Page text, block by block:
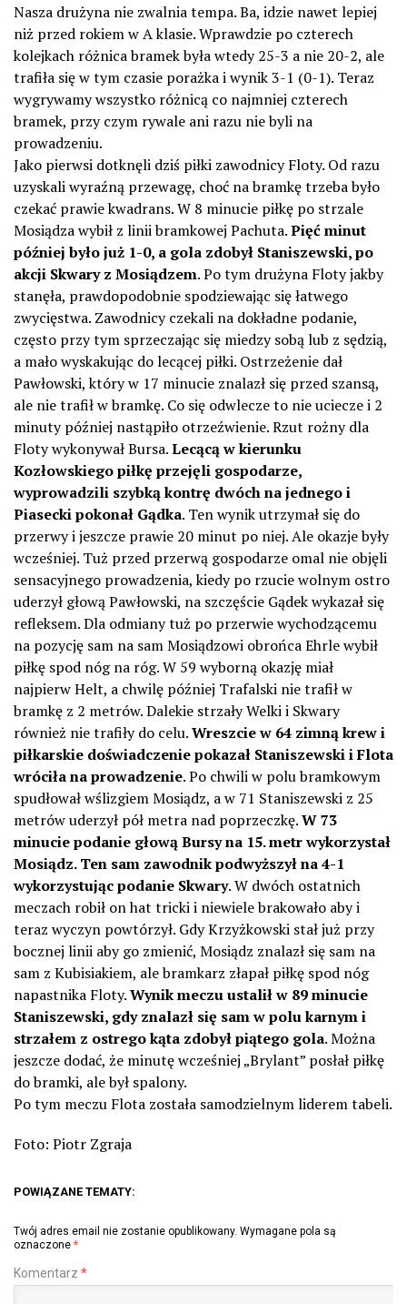
Nasza drużyna nie zwalnia tempa. Ba, idzie nawet lepiej
niż przed rokiem w A klasie. Wprawdzie po czterech
kolejkach różnica bramek była wtedy 25-3 a nie 20-2, ale
trafiła się w tym czasie porażka i wynik 3-1 (0-1). Teraz
wygrywamy wszystko różnicą co najmniej czterech
bramek, przy czym rywale ani razu nie byli na
prowadzeniu.
Jako pierwsi dotknęli dziś piłki zawodnicy Floty. Od razu
uzyskali wyraźną przewagę, choć na bramkę trzeba było
czekać prawie kwadrans. W 8 minucie piłkę po strzale
Mosiądza wybił z linii bramkowej Pachuta.Pięć minut
później było już 1-0, a gola zdobył Staniszewski, po
akcji Skwary z Mosiądzem. Po tym drużyna Floty jakby
stanęła, prawdopodobnie spodziewając się łatwego
zwycięstwa. Zawodnicy czekali na dokładne podanie,
często przy tym sprzeczając się miedzy sobą lub z sędzią,
a mało wyskakując do lecącej piłki. Ostrzeżenie dał
Pawłowski, który w 17 minucie znalazł się przed szansą,
ale nie trafił w bramkę. Co się odwlecze to nie uciecze i 2
minuty później nastąpiło otrzeźwienie. Rzut rożny dla
Floty wykonywał Bursa.Lecącą w kierunku
Kozłowskiego piłkę przejęli gospodarze,
wyprowadzili szybką kontrę dwóch na jednego i
Piasecki pokonał Gądka. Ten wynik utrzymał się do
przerwy i jeszcze prawie 20 minut po niej. Ale okazje były
wcześniej. Tuż przed przerwą gospodarze omal nie objęli
sensacyjnego prowadzenia, kiedy po rzucie wolnym ostro
uderzył głową Pawłowski, na szczęście Gądek wykazał się
refleksem. Dla odmiany tuż po przerwie wychodzącemu
na pozycję sam na sam Mosiądzowi obrońca Ehrle wybił
piłkę spod nóg na róg. W 59 wyborną okazję miał
najpierw Helt, a chwilę później Trafalski nie trafił w
bramkę z 2 metrów. Dalekie strzały Welki i Skwary
również nie trafiły do celu.Wreszcie w 64 zimną krew i
piłkarskie doświadczenie pokazał Staniszewski i Flota
wróciła na prowadzenie. Po chwili w polu bramkowym
spudłował wślizgiem Mosiądz, a w 71 Staniszewski z 25
metrów uderzył pół metra nad poprzeczkę.W 73
minucie podanie głową Bursy na 15. metr wykorzystał
Mosiądz. Ten sam zawodnik podwyższył na 4-1
wykorzystując podanie Skwary. W dwóch ostatnich
meczach robił on hat tricki i niewiele brakowało aby i
teraz wyczyn powtórzył. Gdy Krzyżkowski stał już przy
bocznej linii aby go zmienić, Mosiądz znalazł się sam na
sam z Kubisiakiem, ale bramkarz złapał piłkę spod nóg
napastnika Floty.Wynik meczu ustalił w 89 minucie
Staniszewski, gdy znalazł się sam w polu karnym i
strzałem z ostrego kąta zdobył piątego gola. Można
jeszcze dodać, że minutę wcześniej „Brylant” posłał piłkę
do bramki, ale był spalony.
Po tym meczu Flota została samodzielnym liderem tabeli.
Foto: Piotr Zgraja
POWIĄZANE TEMATY:
Twój adres email nie zostanie opublikowany. Wymagane pola są
oznaczone *
Komentarz *